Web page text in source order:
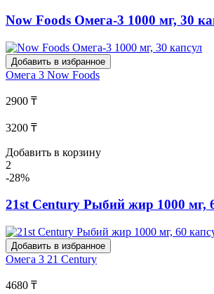
Now Foods Омега-3 1000 мг, 30
Добавить в избранное
Омега 3 Now Foods
2900 ₸
3200 ₸
Добавить в корзину
2
-28%
21st Century Рыбий жир 1000 мг,
Добавить в избранное
Омега 3 21 Century
4680 ₸